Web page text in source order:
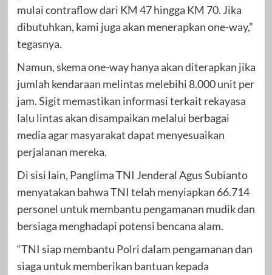
mulai contraflow dari KM 47 hingga KM 70. Jika
dibutuhkan, kami juga akan menerapkan one-way,”
tegasnya.
Namun, skema one-way hanya akan diterapkan jika
jumlah kendaraan melintas melebihi 8.000 unit per
jam. Sigit memastikan informasi terkait rekayasa
lalu lintas akan disampaikan melalui berbagai
media agar masyarakat dapat menyesuaikan
perjalanan mereka.
Di sisi lain, Panglima TNI Jenderal Agus Subianto
menyatakan bahwa TNI telah menyiapkan 66.714
personel untuk membantu pengamanan mudik dan
bersiaga menghadapi potensi bencana alam.
“TNI siap membantu Polri dalam pengamanan dan
siaga untuk memberikan bantuan kepada